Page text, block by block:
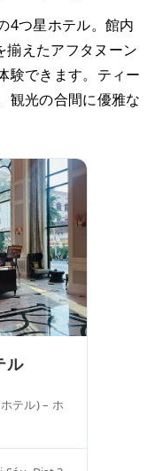
4つ星ホテル。館内
えたアフタヌーン
験できます。ティー
観光の合間に優雅な
ル
テル) – ホ